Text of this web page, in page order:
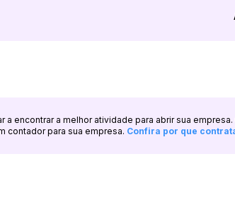
a encontrar a melhor atividade para abrir sua
contador para sua empresa. Confira por que